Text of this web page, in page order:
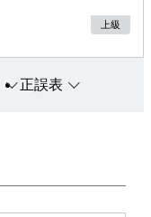
上級
正誤表